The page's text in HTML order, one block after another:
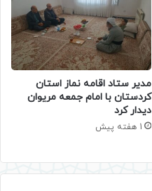
مدیر ستاد اقامه نماز استان
کردستان با امام جمعه مریوان
دیدار کرد
1 هفته پیش